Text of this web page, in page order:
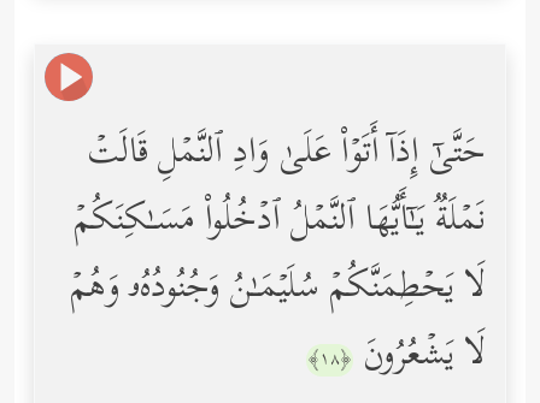
حَتَّىٰۤ إِذَاۤ أَتَوۡاْ عَلَىٰ وَادِ ٱلنَّمۡلِ قَالَتۡ
نَمۡلَةࣱ یَـٰۤأَیُّهَا ٱلنَّمۡلُ ٱدۡخُلُواْ مَسَـٰكِنَكُمۡ
لَا یَحۡطِمَنَّكُمۡ سُلَیۡمَـٰنُ وَجُنُودُهُۥ وَهُمۡ
لَا یَشۡعُرُونَ ﴿١٨﴾